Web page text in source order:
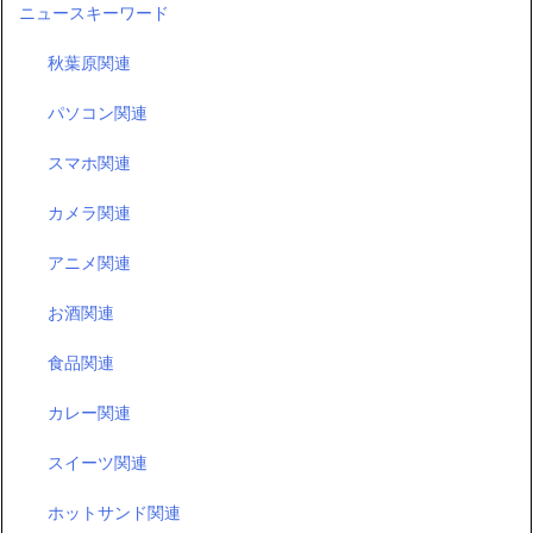
ニュースキーワード
秋葉原関連
パソコン関連
スマホ関連
カメラ関連
アニメ関連
お酒関連
食品関連
カレー関連
スイーツ関連
ホットサンド関連